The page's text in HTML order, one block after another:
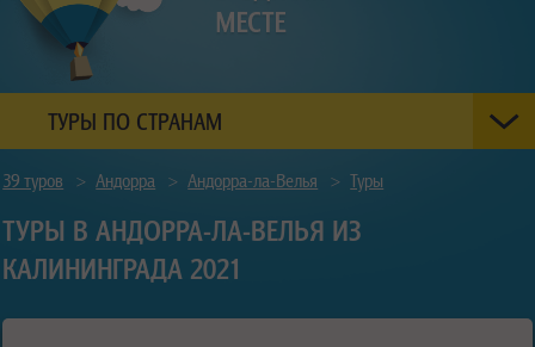
ТУРЫ ПО СТРАНАМ
39 туров > Андорра > Андорра-ла-Велья > Туры
ТУРЫ В АНДОРРА-ЛА-ВЕЛЬЯ ИЗ
КАЛИНИНГРАДА 2021